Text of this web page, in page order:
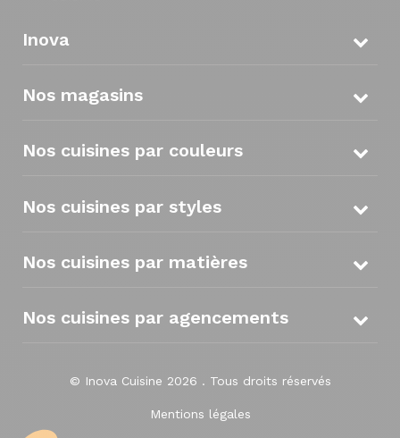
Inova
Nos magasins
Nos cuisines par couleurs
Nos cuisines par styles
Nos cuisines par matières
Nos cuisines par agencements
© Inova Cuisine 2026 . Tous droits réservés
Mentions légales